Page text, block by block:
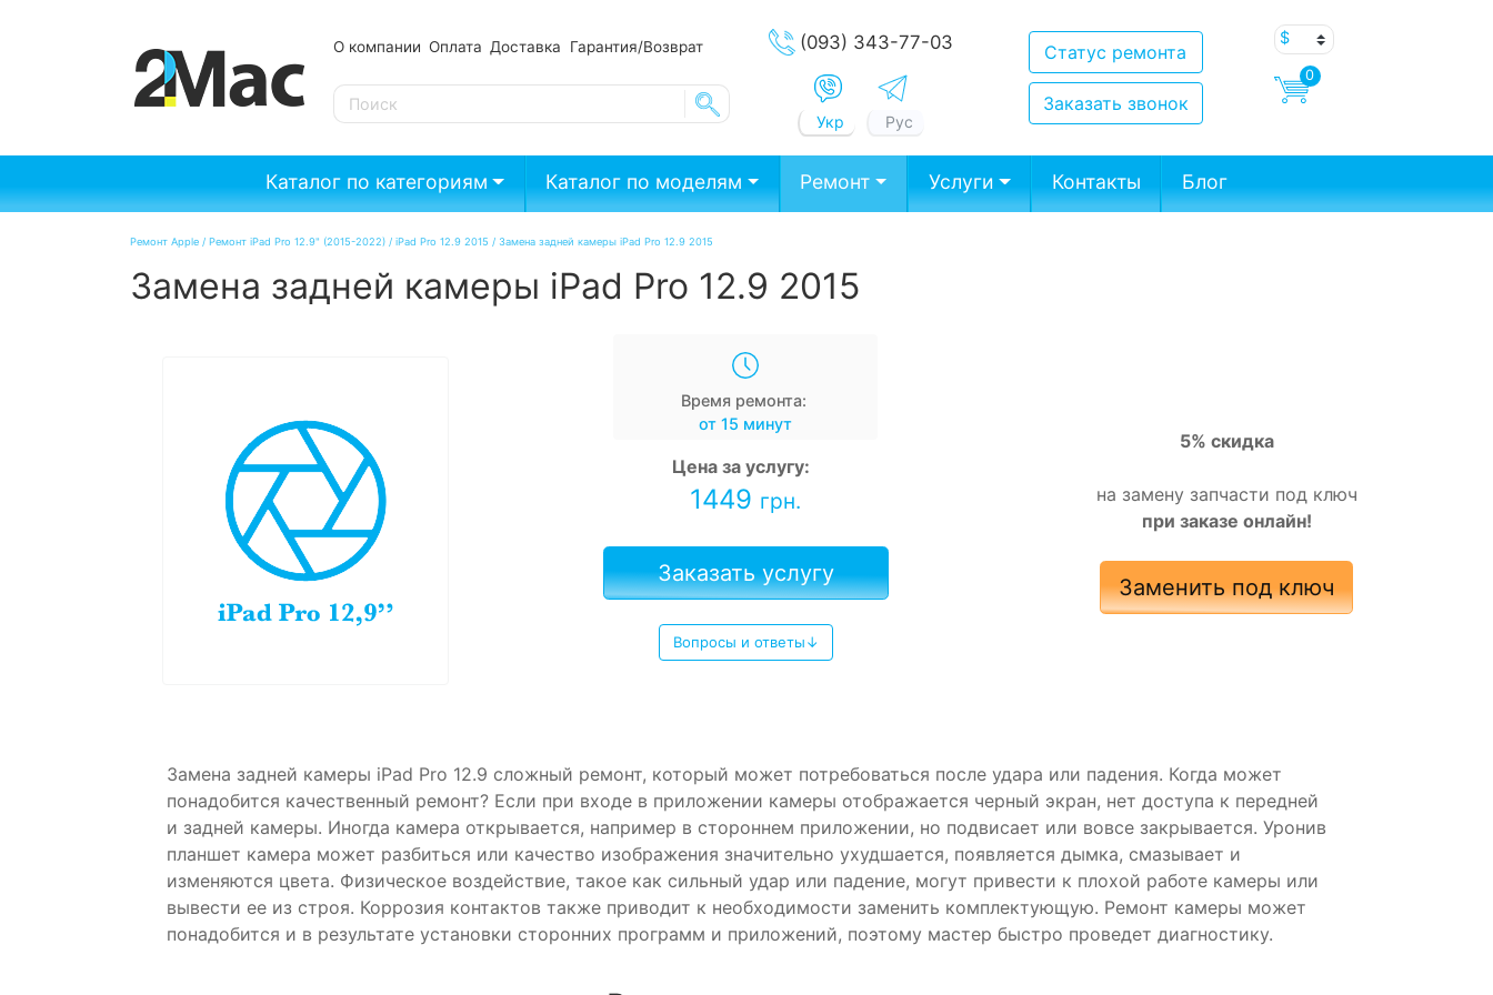
О компании Оплата Доставка Гарантия/Возврат
SE
(093) 343-77-03
Укр Рус
Статус ремонта
Заказать звонок
0
Каталог по категориям Каталог по моделям Ремонт Услуги Контакты Блог
Ремонт Apple / Ремонт iPad Pro 12.9" (2015-2022) / iPad Pro 12.9 2015 / Замена задней камеры iPad Pro 12.9 2015
Замена задней камеры iPad Pro 12.9 2015
Время ремонта:
от 15 минут
Цена за услугу:
1449 грн.
Заказать услугу
Вопросы и ответы↓
5% скидка
на замену запчасти под ключ
при заказе онлайн!
Заменить под ключ
Замена задней камеры iPad Pro 12.9 сложный ремонт, который может потребоваться после удара или падения. Когда может
понадобится качественный ремонт? Если при входе в приложении камеры отображается черный экран, нет доступа к передней
и задней камеры. Иногда камера открывается, например в стороннем приложении, но подвисает или вовсе закрывается. Уронив
планшет камера может разбиться или качество изображения значительно ухудшается, появляется дымка, смазывает и
изменяются цвета. Физическое воздействие, такое как сильный удар или падение, могут привести к плохой работе камеры или
вывести ее из строя. Коррозия контактов также приводит к необходимости заменить комплектующую. Ремонт камеры может
понадобится и в результате установки сторонних программ и приложений, поэтому мастер быстро проведет диагностику.